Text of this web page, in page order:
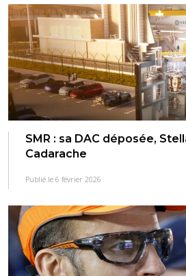
SMR : sa DAC déposée,
Cadarache
Publié le 6 février 2026